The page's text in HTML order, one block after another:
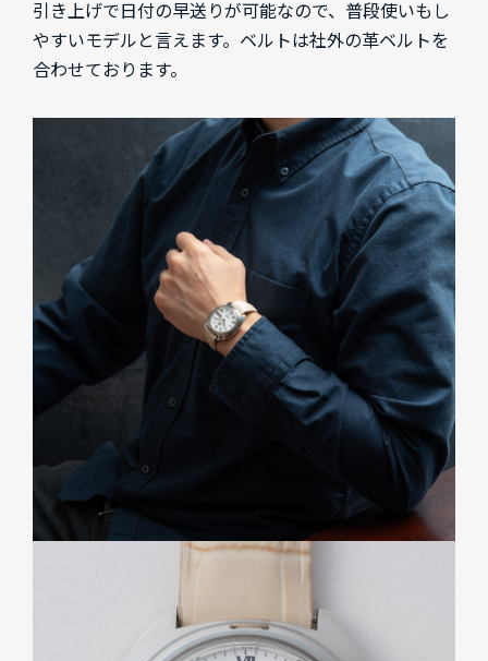
引き上げで日付の早送りが可能なので、普段使いもし
やすいモデルと言えます。ベルトは社外の革ベルトを
合わせております。